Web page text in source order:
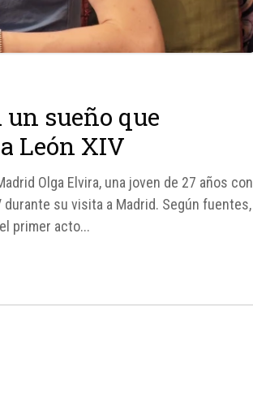
sueño que
León XIV
Olga Elvira, una joven de 27 años con
su visita a Madrid. Según fuentes,
primer acto...